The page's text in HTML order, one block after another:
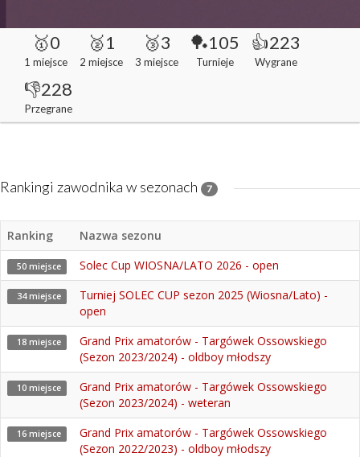
🥇0
1 miejsce
🥈1
2 miejsce
🥉3
3 miejsce
🏓105
Turnieje
👍223
Wygrane
👎228
Przegrane
Rankingi zawodnika w sezonach 7
Ranking Nazwa sezonu
50 miejsce Solec Cup WIOSNA/LATO 2026 - open
34 miejsce
Turniej SOLEC CUP sezon 2025 (Wiosna/Lato) -
open
18 miejsce
Grand Prix amatorów - Targówek Ossowskiego
(Sezon 2023/2024) - oldboy młodszy
10 miejsce
Grand Prix amatorów - Targówek Ossowskiego
(Sezon 2023/2024) - weteran
16 miejsce
Grand Prix amatorów - Targówek Ossowskiego
(Sezon 2022/2023) - oldboy młodszy